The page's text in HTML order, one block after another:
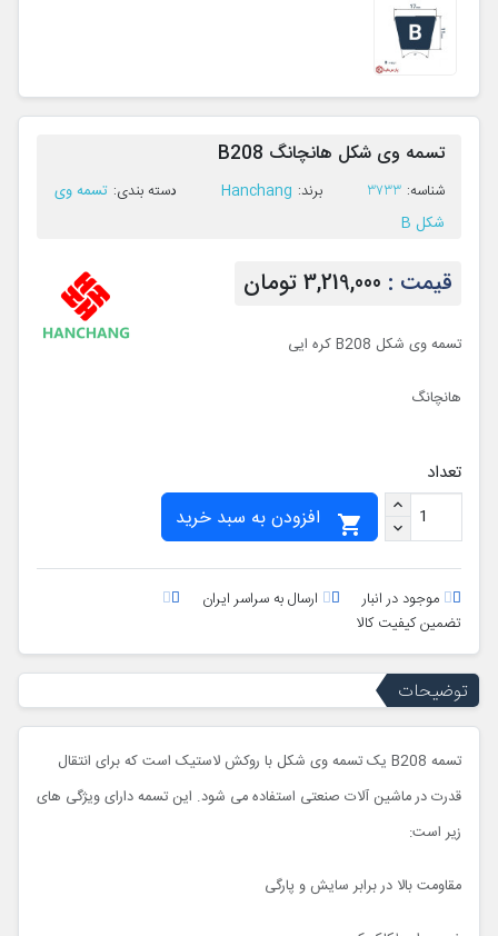
تسمه وی شکل هانچانگ B208
ﺷﻨﺎﺳﻪ: 3733 ﺑﺮﻧﺪ: Hanchang ﺩﺳﺘﻪ ﺑﻨﺪی: تسمه وی
شکل B
قیمت : 3,219,000 تومان
تسمه وی شکل B208 کره ایی
هانچانگ
تعداد

موجود در انبار
ارسال به سراسر ایران
تضمین کیفیت کالا
توضیحات
تسمه B208 یک تسمه وی شکل با روکش لاستیک است که برای انتقال
قدرت در ماشین آلات صنعتی استفاده می شود. این تسمه دارای ویژگی های
زیر است:
مقاومت بالا در برابر سایش و پارگی